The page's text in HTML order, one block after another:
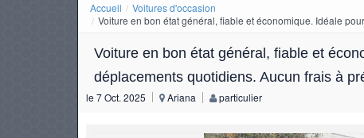
Accueil
Voitures d'occasion
Voiture en bon état général, fiable et économique. Idéale
Voiture en bon état général, fiable et
déplacements quotidiens. Aucun frais à
le 7 Oct. 2025 Ariana particulier